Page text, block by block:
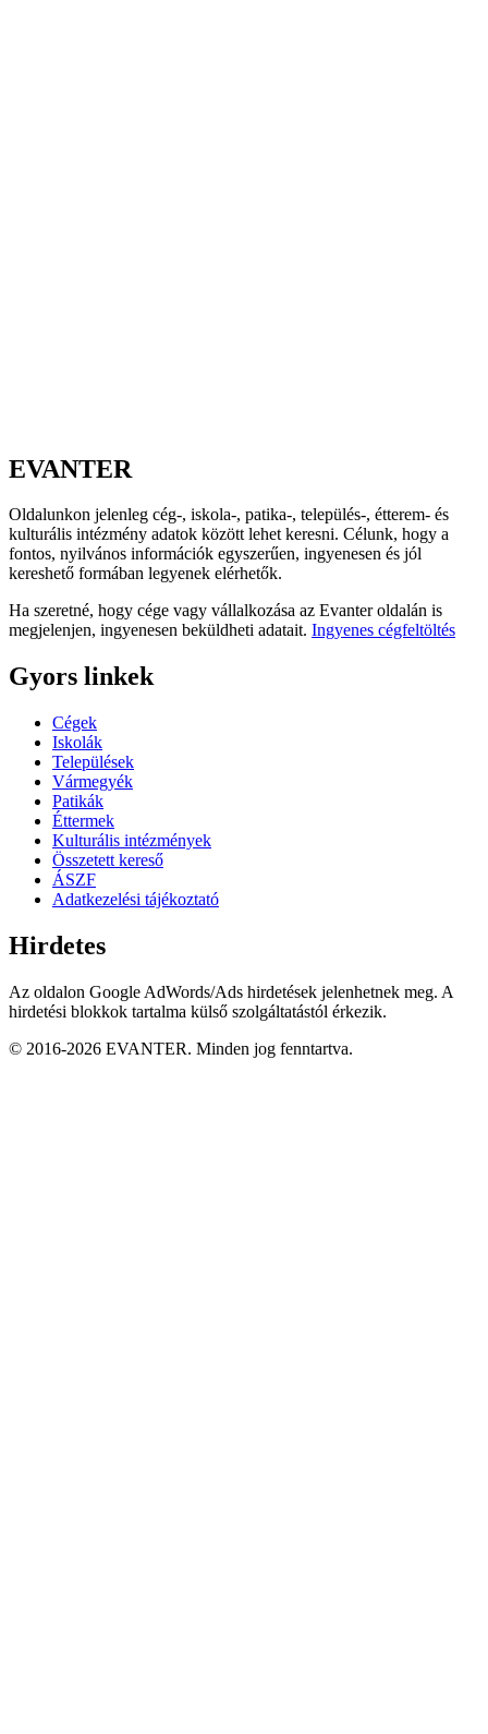
EVANTER
Oldalunkon jelenleg cég-, iskola-, patika-, település-, étterem- és
kulturális intézmény adatok között lehet keresni. Célunk, hogy a
fontos, nyilvános információk egyszerűen, ingyenesen és jól
kereshető formában legyenek elérhetők.
Ha szeretné, hogy cége vagy vállalkozása az Evanter oldalán is
megjelenjen, ingyenesen beküldheti adatait. Ingyenes cégfeltöltés
Gyors linkek
Cégek
Iskolák
Települések
Vármegyék
Patikák
Éttermek
Kulturális intézmények
Összetett kereső
ÁSZF
Adatkezelési tájékoztató
Hirdetes
Az oldalon Google AdWords/Ads hirdetések jelenhetnek meg. A
hirdetési blokkok tartalma külső szolgáltatástól érkezik.
© 2016-2026 EVANTER. Minden jog fenntartva.